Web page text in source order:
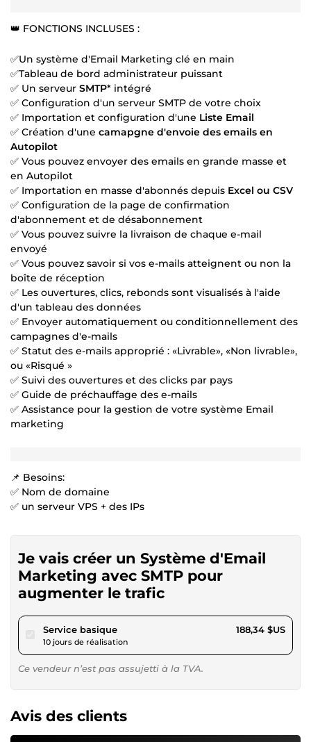
👑 FONCTIONS INCLUSES :
✅Un système d'Email Marketing clé en main
✅Tableau de bord administrateur puissant
✅ Un serveur SMTP* intégré
✅ Configuration d'un serveur SMTP de votre choix
✅ Importation et configuration d'une Liste Email
✅ Création d'une camapgne d'envoie des emails en
Autopilot
✅ Vous pouvez envoyer des emails en grande masse et
en Autopilot
✅ Importation en masse d'abonnés depuis Excel ou CSV
✅ Configuration de la page de confirmation
d'abonnement et de désabonnement
✅ Vous pouvez suivre la livraison de chaque e-mail
envoyé
✅ Vous pouvez savoir si vos e-mails atteignent ou non la
boîte de réception
✅ Les ouvertures, clics, rebonds sont visualisés à l'aide
d'un tableau des données
✅ Envoyer automatiquement ou conditionnellement des
campagnes d'e-mails
✅ Statut des e-mails approprié : «Livrable», «Non livrable»,
ou «Risqué »
✅ Suivi des ouvertures et des clicks par pays
✅ Guide de préchauffage des e-mails
✅ Assistance pour la gestion de votre système Email
marketing
📌 Besoins:
✅ Nom de domaine
✅ un serveur VPS + des IPs
Je vais créer un Système d'Email
Marketing avec SMTP pour
augmenter le trafic
Service basiquepour 173,59 $US
10 jours de réalisation
188,34 $US
Ce vendeur n’est pas assujetti à la TVA.
Avis des clients